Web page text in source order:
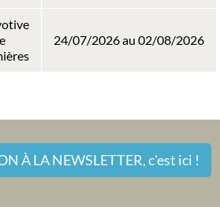
24/07/2026 au 02/08/2026
À LA NEWSLETTER,c'est ici !